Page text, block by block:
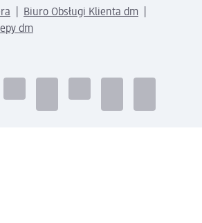
Biuro Obsługi Klienta dm
dm